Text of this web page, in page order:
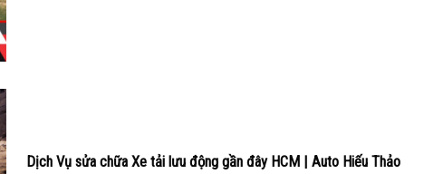
Dịch Vụ sửa chữa Xe tải lưu động gần đây HCM | Auto Hiếu Thảo